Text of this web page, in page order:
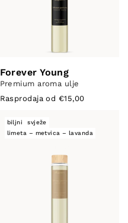
Forever Young
Premium aroma ulje
Rasprodaja od €15,00
biljni
svježe
limeta – metvica – lavanda